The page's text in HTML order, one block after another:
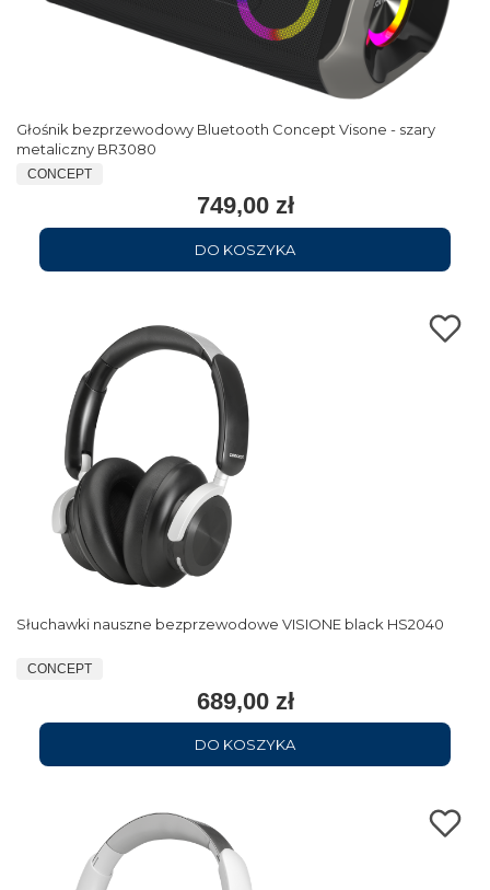
Głośnik bezprzewodowy Bluetooth Concept Visone - szary
metaliczny BR3080
CONCEPT
749,00 zł
DO KOSZYKA
Słuchawki nauszne bezprzewodowe VISIONE black HS2040
CONCEPT
689,00 zł
DO KOSZYKA